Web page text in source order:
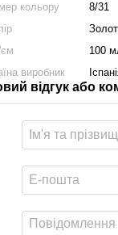
кольору
8/31
100
виробник
відгук або